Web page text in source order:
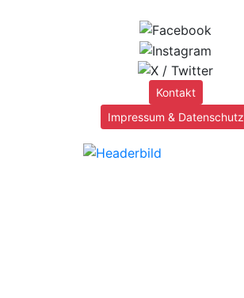
Kontakt
Impressum & Datenschutz